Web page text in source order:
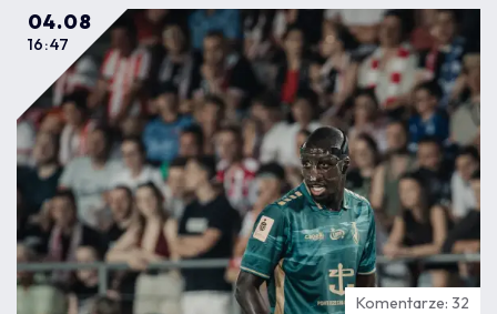
04.08
16:47
Komentarze: 32